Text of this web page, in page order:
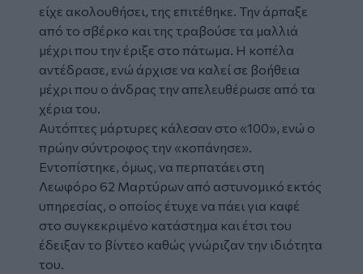
είχε ακολουθήσει, της επιτέθηκε. Την άρπαξε
από το σβέρκο και της τραβούσε τα μαλλιά
μέχρι που την έριξε στο πάτωμα. Η κοπέλα
αντέδρασε, ενώ άρχισε να καλεί σε βοήθεια
μέχρι που ο άνδρας την απελευθέρωσε από τα
χέρια του.
Αυτόπτες μάρτυρες κάλεσαν στο «100», ενώ ο
πρώην σύντροφος την «κοπάνησε».
Εντοπίστηκε, όμως, να περπατάει στη
Λεωφόρο 62 Μαρτύρων από αστυνομικό εκτός
υπηρεσίας, ο οποίος έτυχε να πάει για καφέ
στο συγκεκριμένο κατάστημα και έτσι του
έδειξαν το βίντεο καθώς γνώριζαν την ιδιότητα
του.